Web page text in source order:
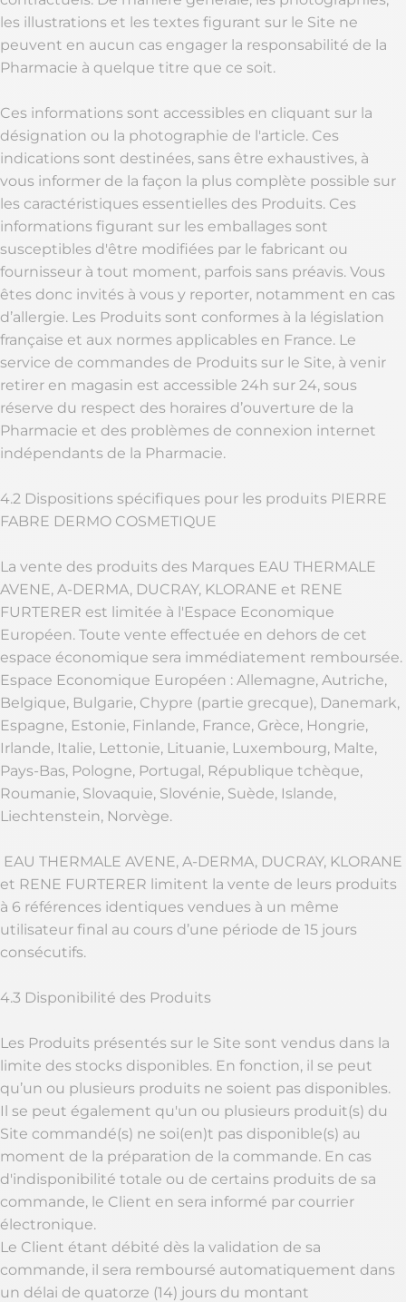
les illustrations et les textes figurant sur le Site ne
peuvent en aucun cas engager la responsabilité de la
Pharmacie à quelque titre que ce soit.
Ces informations sont accessibles en cliquant sur la
désignation ou la photographie de l'article. Ces
indications sont destinées, sans être exhaustives, à
vous informer de la façon la plus complète possible sur
les caractéristiques essentielles des Produits. Ces
informations figurant sur les emballages sont
susceptibles d'être modifiées par le fabricant ou
fournisseur à tout moment, parfois sans préavis. Vous
êtes donc invités à vous y reporter, notamment en cas
d’allergie. Les Produits sont conformes à la législation
française et aux normes applicables en France. Le
service de commandes de Produits sur le Site, à venir
retirer en magasin est accessible 24h sur 24, sous
réserve du respect des horaires d’ouverture de la
Pharmacie et des problèmes de connexion internet
indépendants de la Pharmacie.
4.2 Dispositions spécifiques pour les produits PIERRE
FABRE DERMO COSMETIQUE
La vente des produits des Marques EAU THERMALE
AVENE, A-DERMA, DUCRAY, KLORANE et RENE
FURTERER est limitée à l'Espace Economique
Européen. Toute vente effectuée en dehors de cet
espace économique sera immédiatement remboursée.
Espace Economique Européen : Allemagne, Autriche,
Belgique, Bulgarie, Chypre (partie grecque), Danemark,
Espagne, Estonie, Finlande, France, Grèce, Hongrie,
Irlande, Italie, Lettonie, Lituanie, Luxembourg, Malte,
Pays-Bas, Pologne, Portugal, République tchèque,
Roumanie, Slovaquie, Slovénie, Suède, Islande,
Liechtenstein, Norvège.
EAU THERMALE AVENE, A-DERMA, DUCRAY, KLORANE
et RENE FURTERER limitent la vente de leurs produits
à 6 références identiques vendues à un même
utilisateur final au cours d’une période de 15 jours
consécutifs.
4.3 Disponibilité des Produits
Les Produits présentés sur le Site sont vendus dans la
limite des stocks disponibles. En fonction, il se peut
qu’un ou plusieurs produits ne soient pas disponibles.
Il se peut également qu'un ou plusieurs produit(s) du
Site commandé(s) ne soi(en)t pas disponible(s) au
moment de la préparation de la commande. En cas
d'indisponibilité totale ou de certains produits de sa
commande, le Client en sera informé par courrier
électronique.
Le Client étant débité dès la validation de sa
commande, il sera remboursé automatiquement dans
un délai de quatorze (14) jours du montant